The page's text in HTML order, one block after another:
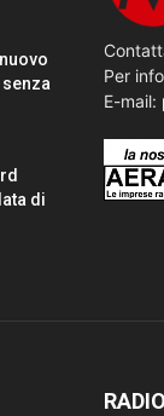
di
Per
E-mail: